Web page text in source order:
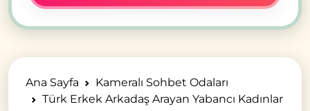
Ana Sayfa
Kameralı Sohbet Odaları
Türk Erkek Arkadaş Arayan Yabancı Kadınlar